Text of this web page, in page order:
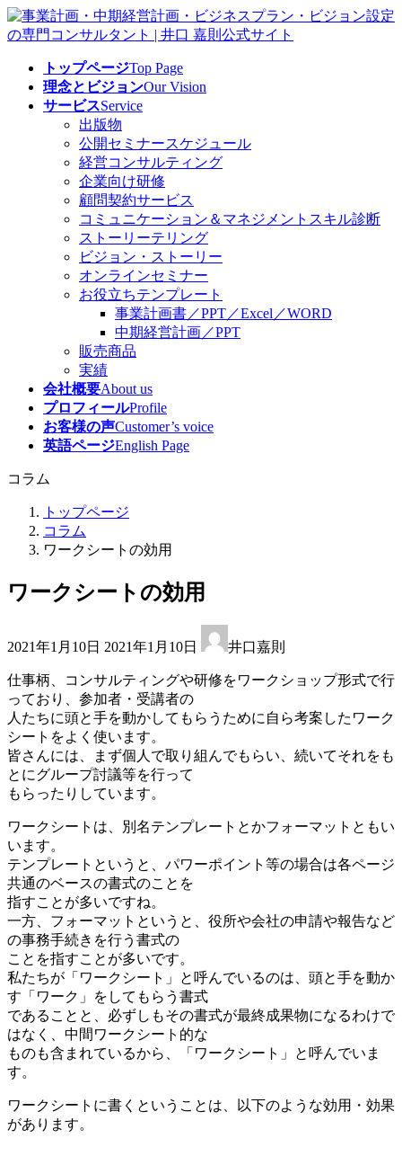
コ
ン
ナ
ビ
トップページTop Page
理念とビジョンOur Vision
サービスService
出版物
公開セミナースケジュール
経営コンサルティング
企業向け研修
顧問契約サービス
コミュニケーション＆マネジメントスキル診断
ストーリーテリング
ビジョン・ストーリー
オンラインセミナー
お役立ちテンプレート
事業計画書／PPT／Excel／WORD
中期経営計画／PPT
販売商品
実績
会社概要About us
プロフィールProfile
お客様の声Customer’s voice
英語ページEnglish Page
コラム
トップページ
コラム
ワークシートの効用
ワークシートの効用
2021年1月10日 終
新
日
時
:
2021年1月10日 井口嘉則
仕事柄、コンサルティングや研修をワークショップ形式で行
っており、参加者・受講者の
人たちに頭と手を動かしてもらうために自ら考案したワーク
シートをよく使います。
皆さんには、まず個人で取り組んでもらい、続いてそれをも
とにグループ討議等を行って
もらったりしています。
ワークシートは、別名テンプレートとかフォーマットともい
います。
テンプレートというと、パワーポイント等の場合は各ページ
共通のベースの書式のことを
指すことが多いですね。
一方、フォーマットというと、役所や会社の申請や報告など
の事務手続きを行う書式の
ことを指すことが多いです。
私たちが「ワークシート」と呼んでいるのは、頭と手を動か
す「ワーク」をしてもらう書式
であることと、必ずしもその書式が最終成果物になるわけで
はなく、中間ワークシート的な
ものも含まれているから、「ワークシート」と呼んでいま
す。
ワークシートに書くということは、以下のような効用・効果
があります。